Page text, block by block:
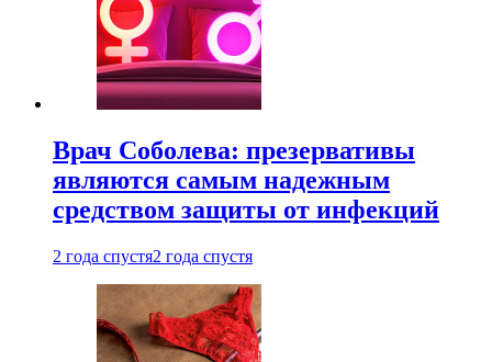
Врач Соболева: презервативы
являются самым надежным
средством защиты от инфекций
2 года спустя2 года спустя